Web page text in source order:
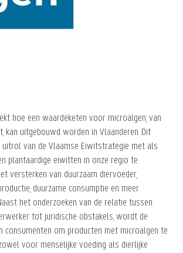
hoe een waardeketen voor microalgen, van
kan uitgebouwd worden in Vlaanderen. Dit
uitrol van de Vlaamse Eiwitstrategie met als
plantaardige eiwitten in onze regio te
versterken van duurzaam diervoeder,
duurzame consumptie en meer
het onderzoeken van de relatie tussen
tot juridische obstakels, wordt de
consumenten om producten met microalgen te
voor menselijke voeding als dierlijke